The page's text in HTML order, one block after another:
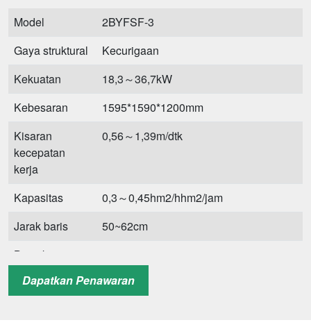
Model
2BYFSF-3
Gaya struktural
Kecurigaan
Kekuatan
18,3～36,7kW
Kebesaran
1595*1590*1200mm
Kisaran
kecepatan
kerja
0,56～1,39m/dtk
Kapasitas
0,3～0,45hm2/hhm2/jam
Jarak baris
50~62cm
Baris kerja
Lebar kerja
150～126cm
Dapatkan Penawaran